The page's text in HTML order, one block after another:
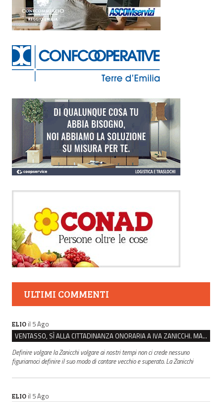
ULTIMI COMMENTI
ELIO il 5 Ago
VENTASSO, SÌ ALLA CITTADINANZA ONORARIA A IVA ZANICCHI. MA BARGIACCHI: “È DI PESSIMO GUSTO”
Definire volgare la Zanicchi volgare ai nostri tempi non ci crede nessuno
figuriamoci definire il suo modo di cantare vecchio e superato. La Zanicchi
ELIO il 5 Ago